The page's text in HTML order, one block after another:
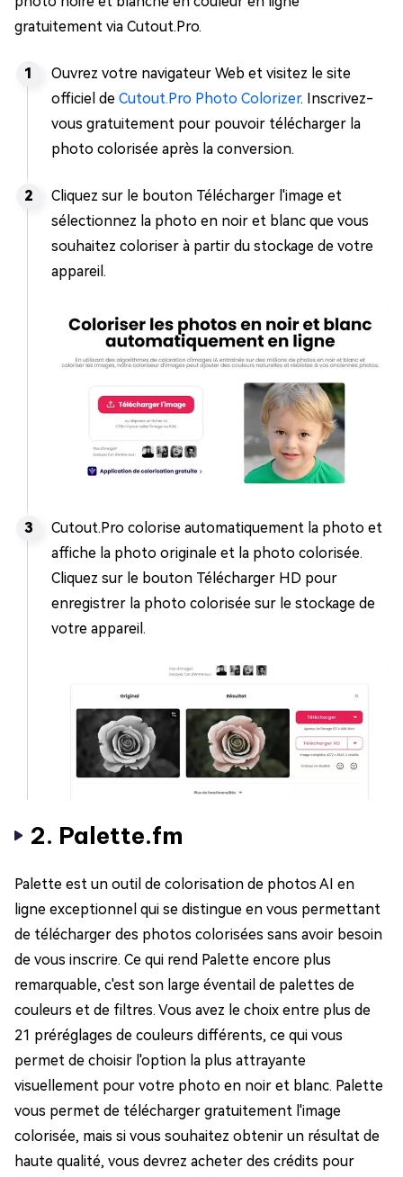
gratuitement via Cutout.Pro.
Ouvrez votre navigateur Web et visitez le site
officiel de Cutout.Pro Photo Colorizer. Inscrivez-
vous gratuitement pour pouvoir télécharger la
photo colorisée après la conversion.
Cliquez sur le bouton Télécharger l'image et
sélectionnez la photo en noir et blanc que vous
souhaitez coloriser à partir du stockage de votre
appareil.
Cutout.Pro colorise automatiquement la photo et
affiche la photo originale et la photo colorisée.
Cliquez sur le bouton Télécharger HD pour
enregistrer la photo colorisée sur le stockage de
votre appareil.
2. Palette.fm
Palette est un outil de colorisation de photos AI en
ligne exceptionnel qui se distingue en vous permettant
de télécharger des photos colorisées sans avoir besoin
de vous inscrire. Ce qui rend Palette encore plus
remarquable, c'est son large éventail de palettes de
couleurs et de filtres. Vous avez le choix entre plus de
21 préréglages de couleurs différents, ce qui vous
permet de choisir l'option la plus attrayante
visuellement pour votre photo en noir et blanc. Palette
vous permet de télécharger gratuitement l'image
colorisée, mais si vous souhaitez obtenir un résultat de
haute qualité, vous devrez acheter des crédits pour